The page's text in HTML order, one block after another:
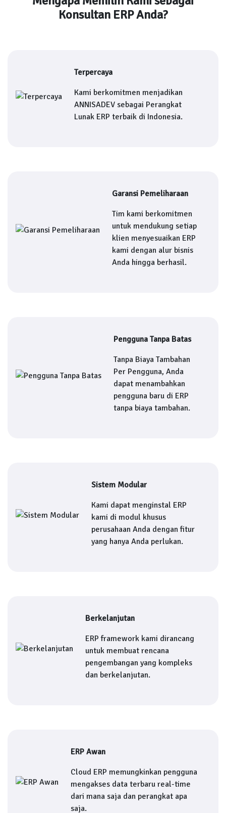
Konsultan ERP Anda?
Terpercaya
Kami berkomitmen menjadikan
ANNISADEV sebagai Perangkat
Lunak ERP terbaik di Indonesia.
Garansi Pemeliharaan
Tim kami berkomitmen
untuk mendukung setiap
klien menyesuaikan ERP
kami dengan alur bisnis
Anda hingga berhasil.
Pengguna Tanpa Batas
Tanpa Biaya Tambahan
Per Pengguna, Anda
dapat menambahkan
pengguna baru di ERP
tanpa biaya tambahan.
Sistem Modular
Kami dapat menginstal ERP
kami di modul khusus
perusahaan Anda dengan fitur
yang hanya Anda perlukan.
Berkelanjutan
ERP framework kami dirancang
untuk membuat rencana
pengembangan yang kompleks
dan berkelanjutan.
ERP Awan
Cloud ERP memungkinkan pengguna
mengakses data terbaru real-time
dari mana saja dan perangkat apa
saja.